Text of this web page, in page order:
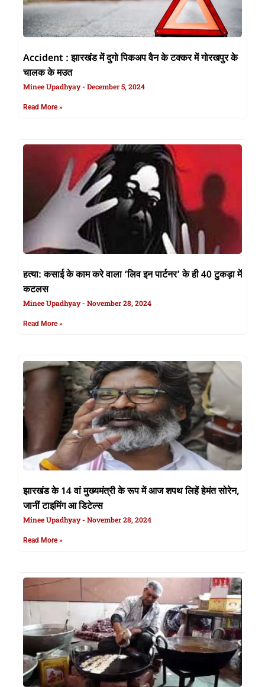
Accident : झारखंड में दुगो पिकअप वैन के टक्कर में गोरखपुर के
चालक के मउत
Minee Upadhyay December 5, 2024
Read More »
हत्या: कसाई के काम करे वाला ‘लिव इन पार्टनर’ के ही 40 टुकड़ा में
कटलस
Minee Upadhyay November 28, 2024
Read More »
झारखंड के 14 वां मुख्यमंत्री के रूप में आज शपथ लिहें हेमंत सोरेन,
जानीं टाइमिंग आ डिटेल्स
Minee Upadhyay November 28, 2024
Read More »